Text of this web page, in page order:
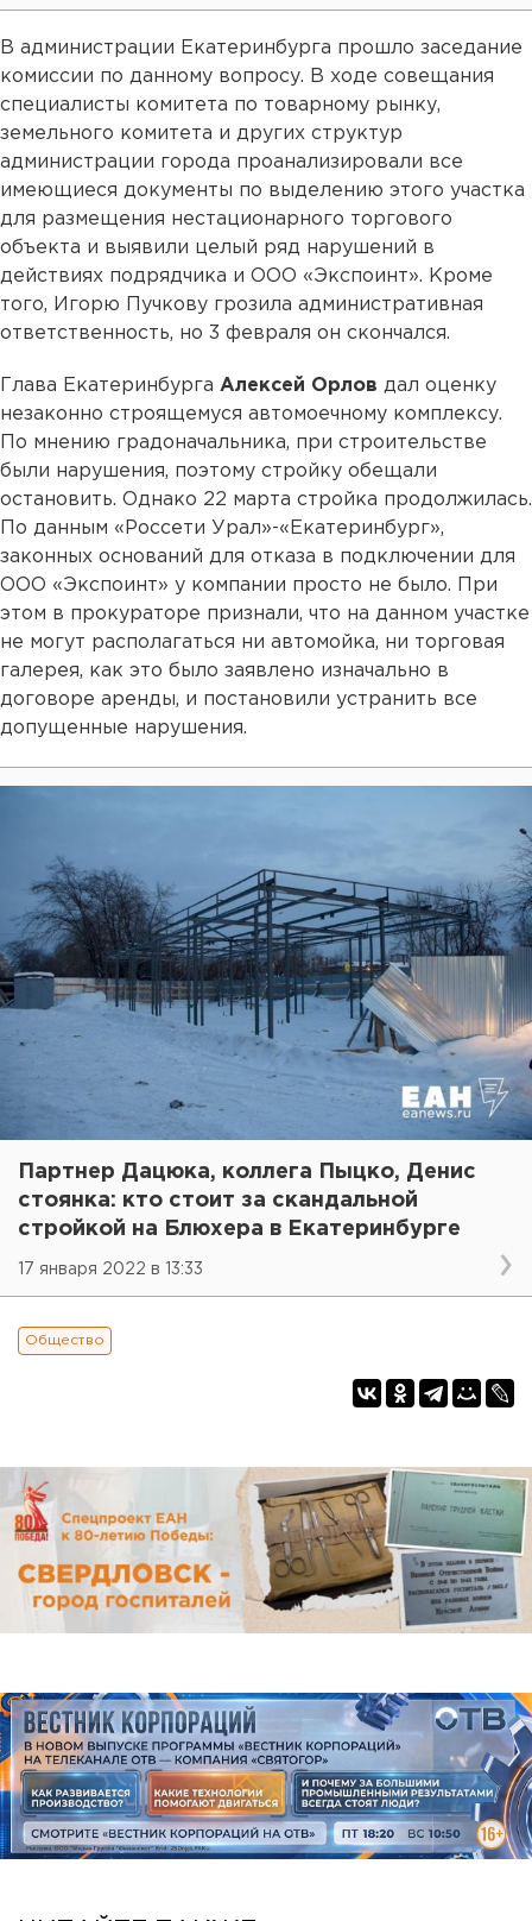
В администрации Екатеринбурга прошло заседание
комиссии по данному вопросу. В ходе совещания
специалисты комитета по товарному рынку,
земельного комитета и других структур
администрации города проанализировали все
имеющиеся документы по выделению этого участка
для размещения нестационарного торгового
объекта и выявили целый ряд нарушений в
действиях подрядчика и ООО «Экспоинт». Кроме
того, Игорю Пучкову грозила административная
ответственность, но 3 февраля он скончался.
Глава Екатеринбурга Алексей Орлов дал оценку
незаконно строящемуся автомоечному комплексу.
По мнению градоначальника, при строительстве
были нарушения, поэтому стройку обещали
остановить. Однако 22 марта стройка продолжилась.
По данным «Россети Урал»-«Екатеринбург»,
законных оснований для отказа в подключении для
ООО «Экспоинт» у компании просто не было. При
этом в прокураторе признали, что на данном участке
не могут располагаться ни автомойка, ни торговая
галерея, как это было заявлено изначально в
договоре аренды, и постановили устранить все
допущенные нарушения.
Партнер Дацюка, коллега Пыцко, Денис
стоянка: кто стоит за скандальной
стройкой на Блюхера в Екатеринбурге
17 января 2022 в 13:33
Общество